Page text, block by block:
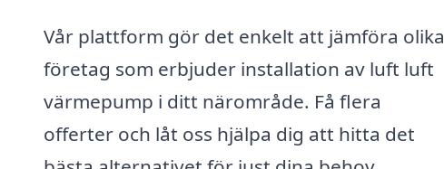
Vår plattform gör det enkelt att jämföra olika
företag som erbjuder installation av luft luft
värmepump i ditt närområde. Få flera
offerter och låt oss hjälpa dig att hitta det